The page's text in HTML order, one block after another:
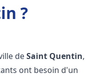
?
deSaint Quentin,
ont besoin d'un